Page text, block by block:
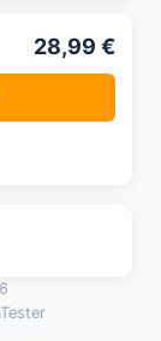
28,99 €